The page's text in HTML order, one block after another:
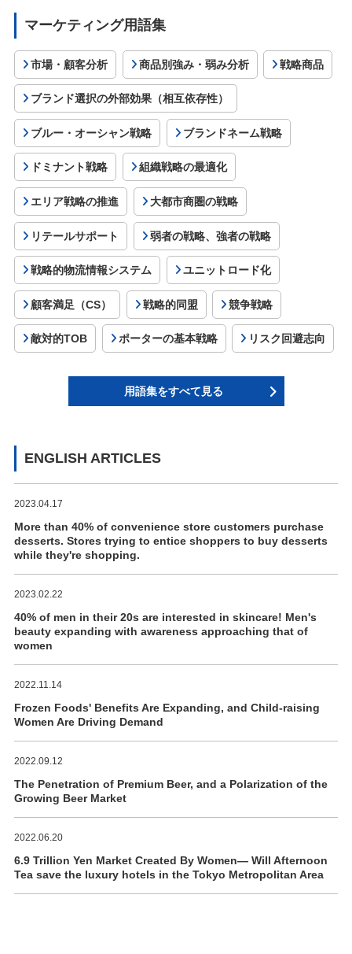
マーケティング用語集
市場・顧客分析 商品別強み・弱み分析 戦略商品
ブランド選択の外部効果（相互依存性）
ブルー・オーシャン戦略 ブランドネーム戦略
ドミナント戦略 組織戦略の最適化
エリア戦略の推進 大都市商圏の戦略
リテールサポート 弱者の戦略、強者の戦略
戦略的物流情報システム ユニットロード化
顧客満足（CS） 戦略的同盟 競争戦略
敵対的TOB ポーターの基本戦略 リスク回避志向
用語集をすべて見る
ENGLISH ARTICLES
2023.04.17
More than 40% of convenience store customers purchase
desserts. Stores trying to entice shoppers to buy desserts
while they're shopping.
2023.02.22
40% of men in their 20s are interested in skincare! Men's
beauty expanding with awareness approaching that of
women
2022.11.14
Frozen Foods' Benefits Are Expanding, and Child-raising
Women Are Driving Demand
2022.09.12
The Penetration of Premium Beer, and a Polarization of the
Growing Beer Market
2022.06.20
6.9 Trillion Yen Market Created By Women― Will Afternoon
Tea save the luxury hotels in the Tokyo Metropolitan Area